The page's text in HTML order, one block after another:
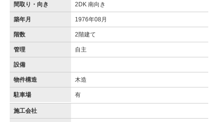
間取り・向き 2DK 南向き
築年月 1976年08月
階数 2階建て
管理 自主
設備
物件構造 木造
駐車場 有
施工会社